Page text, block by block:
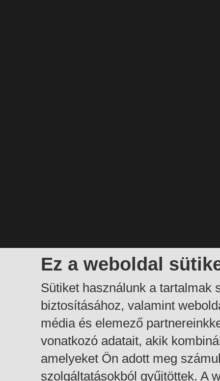
Ez a weboldal
Sütiket használunk a tartalmak
biztosításához, valamint
média és elemező
vonatkozó adatait, akik
amelyeket Ön adott meg
szolgáltatásokból gyűjtöttek. A